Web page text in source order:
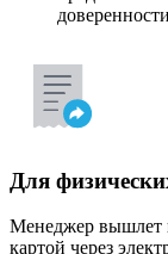
Для
Менеджер вышлет
картой через